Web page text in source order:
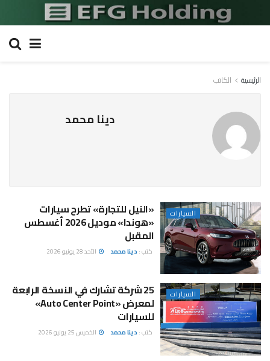
الرئيسية الكاتب
دينا محمد
السيارات «النيل للتجارة» تطرح سيارات
«هوندا» موديل 2026 أغسطس
المقبل
كتب : دينا محمد الأحد 28 يونيو 2026
السيارات 25 شركة تشارك في النسخة الرابعة
لمعرض «Auto Center Point»
للسيارات
كتب : دينا محمد الخميس 25 يونيو 2026